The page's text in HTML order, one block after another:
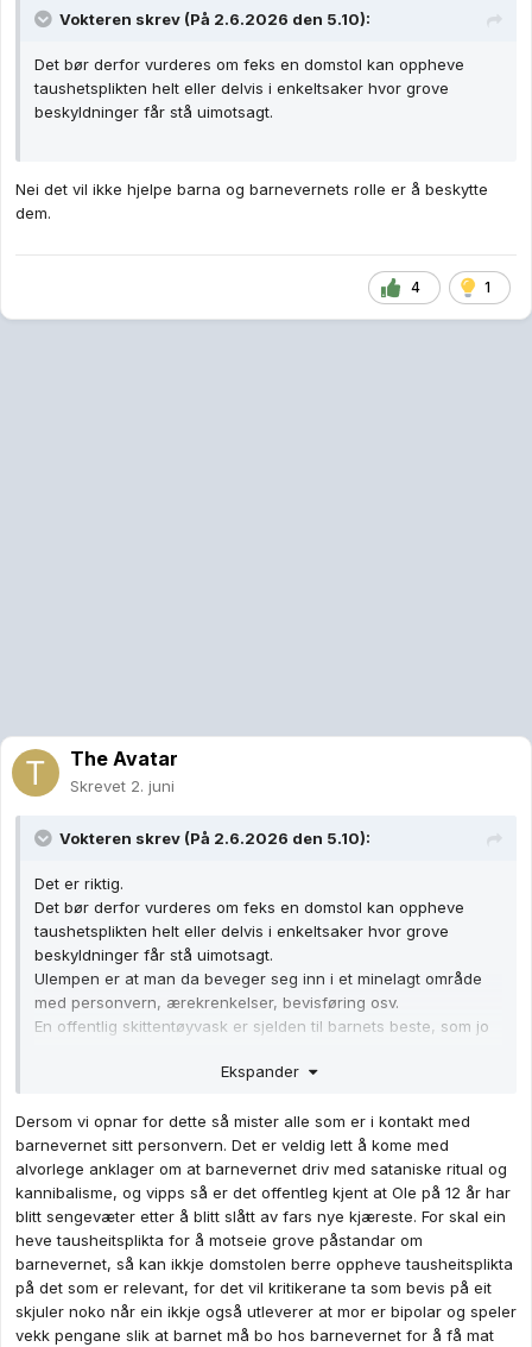
Vokteren skrev (På 2.6.2026 den 5.10):
Det bør derfor vurderes om feks en domstol kan oppheve
taushetsplikten helt eller delvis i enkeltsaker hvor grove
beskyldninger får stå uimotsagt.
Nei det vil ikke hjelpe barna og barnevernets rolle er å beskytte
dem.
4 1
The Avatar
Skrevet 2. juni
Vokteren skrev (På 2.6.2026 den 5.10):
Det er riktig.
Det bør derfor vurderes om feks en domstol kan oppheve
taushetsplikten helt eller delvis i enkeltsaker hvor grove
beskyldninger får stå uimotsagt.
Ulempen er at man da beveger seg inn i et minelagt område
med personvern, ærekrenkelser, bevisføring osv.
En offentlig skittentøyvask er sjelden til barnets beste, som jo
Ekspander
Dersom vi opnar for dette så mister alle som er i kontakt med
barnevernet sitt personvern. Det er veldig lett å kome med
alvorlege anklager om at barnevernet driv med sataniske ritual og
kannibalisme, og vipps så er det offentleg kjent at Ole på 12 år har
blitt sengevæter etter å blitt slått av fars nye kjæreste. For skal ein
heve tausheitsplikta for å motseie grove påstandar om
barnevernet, så kan ikkje domstolen berre oppheve tausheitsplikta
på det som er relevant, for det vil kritikerane ta som bevis på eit
skjuler noko når ein ikkje også utleverer at mor er bipolar og speler
vekk pengane slik at barnet må bo hos barnevernet for å få mat